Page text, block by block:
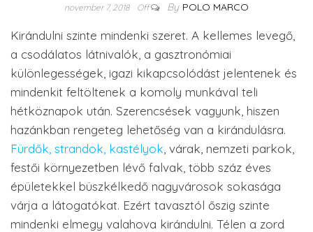
november 7, 2018 Off By POLO MARCO
Kirándulni szinte mindenki szeret. A kellemes levegő,
a csodálatos látnivalók, a gasztronómiai
különlegességek, igazi kikapcsolódást jelentenek és
mindenkit feltöltenek a komoly munkával teli
hétköznapok után. Szerencsések vagyunk, hiszen
hazánkban rengeteg lehetőség van a kirándulásra.
Fürdők, strandok, kastélyok , várak, nemzeti parkok,
festői környezetben lévő falvak, több száz éves
épületekkel büszkélkedő nagyvárosok sokasága
várja a látogatókat. Ezért tavasztól őszig szinte
mindenki elmegy valahova kirándulni. Télen a zord